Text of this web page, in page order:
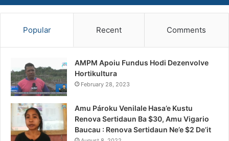
Popular Recent Comments
AMPM Apoiu Fundus Hodi Dezenvolve
Hortikultura
February 28, 2023
Amu Pároku Venilale Hasa’e Kustu
Renova Sertidaun Ba $30, Amu Vigario
Baucau : Renova Sertidaun Ne’e $2 De’it